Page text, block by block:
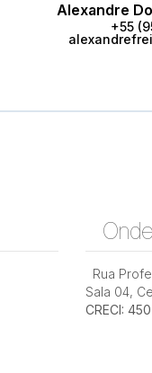
Alexandre
+55
Rua
Sala 04,
CRECI: